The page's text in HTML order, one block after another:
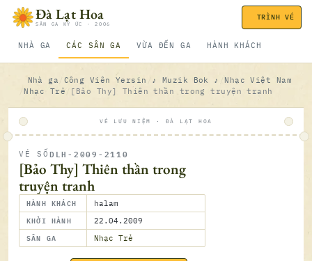
Bỏ qua nội dungĐà Lạt Hoa
SÂN GA KÝ ỨC · 2006
NHÀ GA CÁC SÂN GA VỪA ĐẾN GA HÀNH KHÁCH
TRÌNH VÉ
Nhà ga Công Viên Yersin ♪ Muzik Bok ♪
Nhạc Việt Nam
Nhạc Trẻ
[Bảo Thy] Thiên thần trong truyện tranh
VÉ LƯU NIỆM · ĐÀ LẠT HOA
VÉ SỐ DLH-2009-2110
[Bảo Thy] Thiên thần trong
truyện tranh
HÀNH KHÁCH halam
KHỞI HÀNH 22.04.2009
SÂN GA Nhạc Trẻ